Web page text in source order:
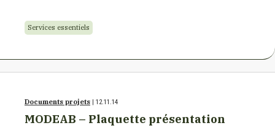
Services essentiels
Documents projets | 12.11.14
MODEAB – Plaquette présentation